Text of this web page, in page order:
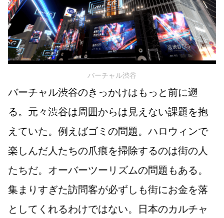
バーチャル渋谷
バーチャル渋谷のきっかけはもっと前に遡
る。元々渋谷は周囲からは見えない課題を抱
えていた。例えばゴミの問題。ハロウィンで
楽しんだ人たちの爪痕を掃除するのは街の人
たちだ。オーバーツーリズムの問題もある。
集まりすぎた訪問客が必ずしも街にお金を落
としてくれるわけではない。日本のカルチャ